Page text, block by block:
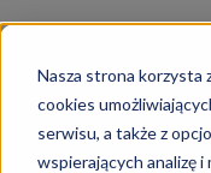
Nasza strona korzysta
cookies
serwisu, a także z
wspierających analizę